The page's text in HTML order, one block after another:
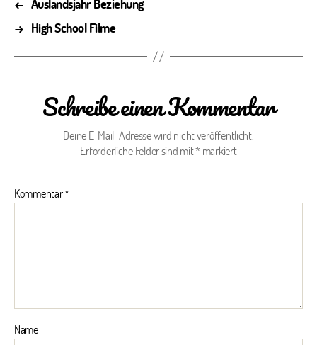
← Auslandsjahr Beziehung
→ High School Filme
Schreibe einen Kommentar
Deine E-Mail-Adresse wird nicht veröffentlicht.
Erforderliche Felder sind mit*markiert
Kommentar*
Name